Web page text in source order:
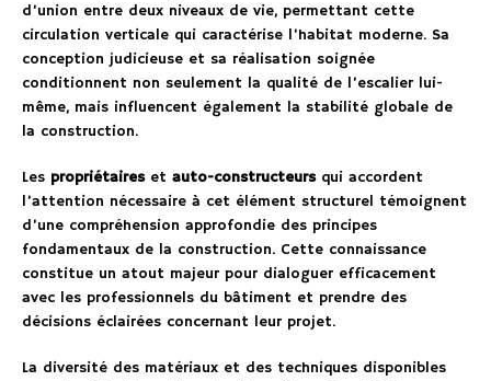
d’union entre deux niveaux de vie, permettant cette
circulation verticale qui caractérise l’habitat moderne. Sa
conception judicieuse et sa réalisation soignée
conditionnent non seulement la qualité de l’escalier lui-
même, mais influencent également la stabilité globale de
la construction.
Les propriétaireset auto-constructeursqui accordent
l’attention nécessaire à cet élément structurel témoignent
d’une compréhension approfondie des principes
fondamentaux de la construction. Cette connaissance
constitue un atout majeur pour dialoguer efficacement
avec les professionnels du bâtiment et prendre des
décisions éclairées concernant leur projet.
La diversité des matériaux et des techniques disponibles